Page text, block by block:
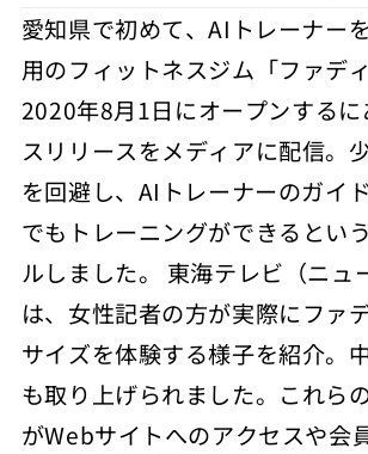
愛知県で初めて、AIトレーナー
用のフィットネスジム「ファデ
2020年8月1日にオープンする
スリリースをメディアに配信。
を回避し、AIトレーナーのガイ
でもトレーニングができるとい
ルしました。 東海テレビ（ニュ
は、女性記者の方が実際にファ
サイズを体験する様子を紹介。
も取り上げられました。これら
がWebサイトへのアクセスや会